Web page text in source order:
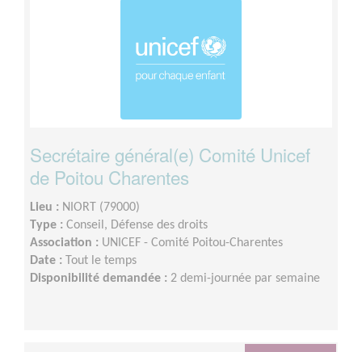
Secrétaire général(e) Comité Unicef
de Poitou Charentes
Lieu : NIORT (79000)
Type : Conseil, Défense des droits
Association : UNICEF - Comité Poitou-Charentes
Date :
Tout le temps
Disponibilité demandée : 2 demi-journée par semaine